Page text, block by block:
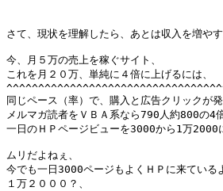
さて、現状を理解したら、あとは収入を増やす
今、月５万の売上を稼ぐサイト、
これを月２０万、単純に４倍に上げるには、
同じペース（率）で、購入と広告クリックが
メルマガ読者をＶＢＡ系なら790人約800の4
一日のＨＰページビューを3000から1万2000
ムリだよねぇ、
今でも一日3000ページもよくＨＰに来ている
１万２０００？、